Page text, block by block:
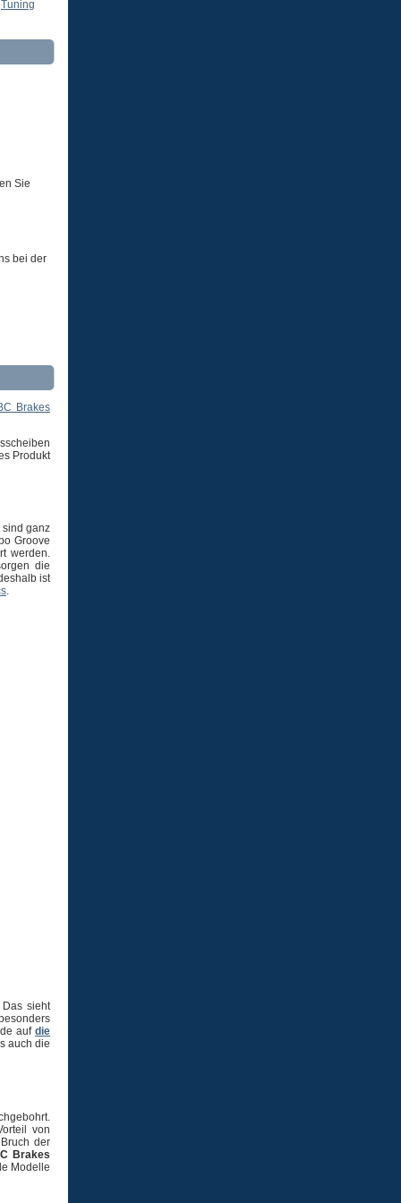
Tuning
Sie
bei der
Brakes
Produkt
sind ganz
Groove
werden.
die
ist
.
sieht
auf die
auch die
von
der
Brakes
Modelle